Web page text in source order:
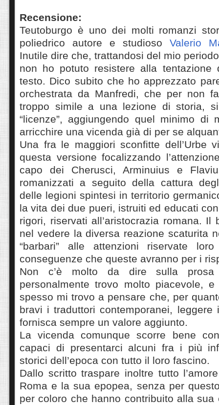
Recensione:
Teutoburgo è uno dei molti romanzi
poliedrico autore e studioso Valerio
Inutile dire che, trattandosi del mio
non ho potuto resistere alla tentazione
testo. Dico subito che ho apprezzato
orchestrata da Manfredi, che per non
troppo simile a una lezione di storia,
“licenze”, aggiungendo quel minimo di
arricchire una vicenda già di per se
Una fra le maggiori sconfitte dell’Urbe
questa versione focalizzando
capo dei Cherusci, Arminuius e
romanizzati a seguito della cattura
delle legioni spintesi in territorio
la vita dei due pueri, istruiti ed educati
rigori, riservati all’aristocrazia romana. Il
nel vedere la diversa reazione scaturita
“barbari” alle attenzioni riservate
conseguenze che queste avranno per i
Non c’è molto da dire sulla prosa
personalmente trovo molto piacevole,
spesso mi trovo a pensare che, per
bravi i traduttori contemporanei, leggere
fornisca sempre un valore aggiunto.
La vicenda comunque scorre bene
capaci di presentarci alcuni fra i più
storici dell’epoca con tutto il loro fascino.
Dallo scritto traspare inoltre tutto
Roma e la sua epopea, senza per
per coloro che hanno contribuito alla sua